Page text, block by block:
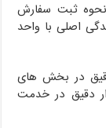
نحوه ثبت سفارش
اصلی با واحد
دقیق در بخش های
دقیق در خدمت